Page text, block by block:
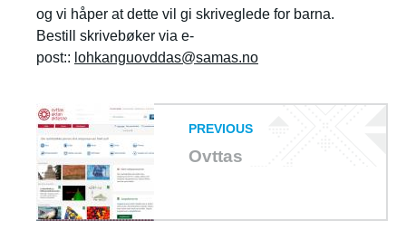
og vi håper at dette vil gi skriveglede for barna.
Bestill skrivebøker via e-
post:: lohkanguovddas@samas.no
PREVIOUS
Ovttas